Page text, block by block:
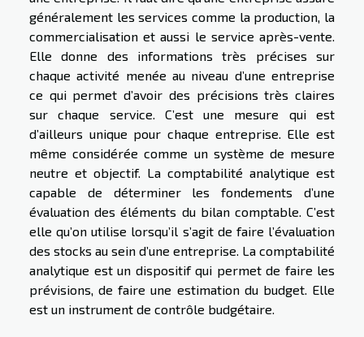
généralement les services comme la production, la
commercialisation et aussi le service après-vente.
Elle donne des informations très précises sur
chaque activité menée au niveau d’une entreprise
ce qui permet d’avoir des précisions très claires
sur chaque service. C’est une mesure qui est
d’ailleurs unique pour chaque entreprise. Elle est
même considérée comme un système de mesure
neutre et objectif. La comptabilité analytique est
capable de déterminer les fondements d’une
évaluation des éléments du bilan comptable. C’est
elle qu’on utilise lorsqu’il s’agit de faire l’évaluation
des stocks au sein d’une entreprise. La comptabilité
analytique est un dispositif qui permet de faire les
prévisions, de faire une estimation du budget. Elle
est un instrument de contrôle budgétaire.